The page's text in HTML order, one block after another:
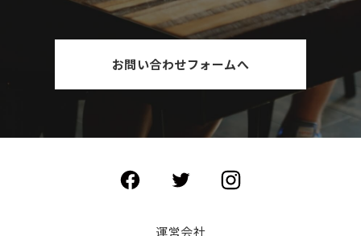
お問い合わせフォームへ
運営会社